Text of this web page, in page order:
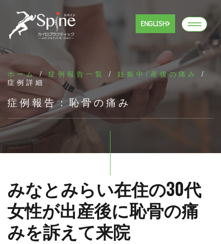
ENGLISH
ホーム/症例報告一覧 / 妊娠中/産後の痛み
/
症例詳細
症例報告：恥骨の痛み
みなとみらい在住の30代
女性が出産後に恥骨の痛
みを訴えて来院